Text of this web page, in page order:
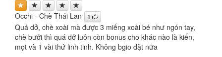
Occhi - Chè Thái Lan 1
Quá dở, chè xoài mà được 3 miếng xoài bé như ngón tay,
chè bưởi thì quá dở luôn còn bonus cho khác nào là kiến,
mọt và 1 vài thứ linh tinh. Không bgio đặt nữa